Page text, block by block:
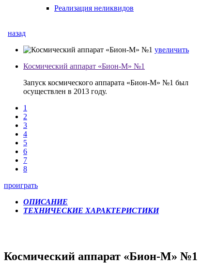
Реализация неликвидов
назад
увеличить
Космический аппарат «Бион-М» №1
Запуск космического аппарата «Бион-М» №1 был
осуществлен в 2013 году.
1
2
3
4
5
6
7
8
проиграть
ОПИСАНИЕ
ТЕХНИЧЕСКИЕ ХАРАКТЕРИСТИКИ
Космический аппарат «Бион-М» №1